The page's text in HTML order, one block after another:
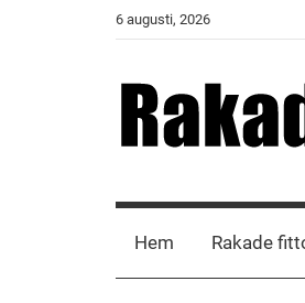
6 augusti, 2026
Rakade
Fittor
Hem Rakade